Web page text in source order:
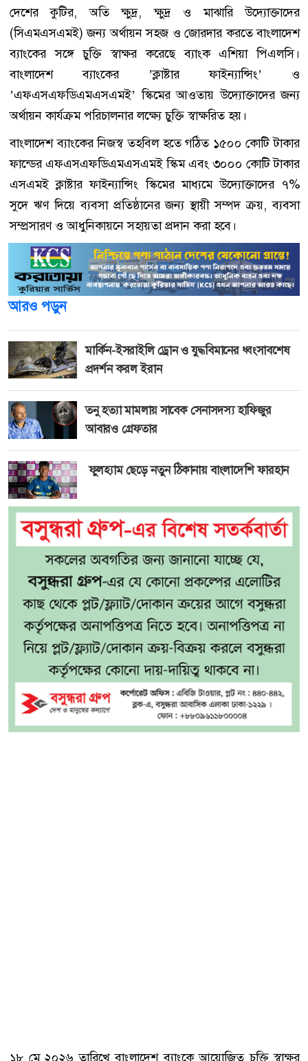
দেশের কুটির, অতি ক্ষুদ্র, ক্ষুদ্র ও মাঝারি উদ্যোক্তাদের
(সিএমএসএমই) জন্য অর্থায়ন সহজ ও জোরদার করতে বাংলাদেশ
ব্যাংকের সঙ্গে চুক্তি স্বাক্ষর করেছে ব্যাংক এশিয়া পিএলসি।
বাংলাদেশ ব্যাংকের ’ক্লাষ্টার ফাইন্যান্সিং’ ও
’এফএসএফডিএমএসএমই’ স্কিমের আওতায় উদ্যোক্তাদের জন্য
অর্থায়ন কার্যক্রম পরিচালনার লক্ষ্যে চুক্তি স্বাক্ষরিত হয়।
বাংলাদেশ ব্যাংকের নিজস্ব তহবিল হতে গঠিত ১৫০০ কোটি টাকার
ফান্ডের এফএসএফডিএমএসএমই স্কিম এবং ৩০০০ কোটি টাকার
এসএমই ক্লাষ্টার ফাইন্যান্সিং স্কিমের মাধ্যমে উদ্যোক্তাদের ৭%
সুদে ঋণ দিয়ে ব্যবসা প্রতিষ্ঠানের জন্য স্থায়ী সম্পদ ক্রয়, ব্যবসা
সম্প্রসারণ ও আধুনিকায়নে সহায়তা প্রদান করা হবে।
আরও পড়ুন
মার্কিন-ইসরাইলি ড্রোন ও যুদ্ধবিমানের ধ্বংসাবশেষ
প্রদর্শন করল ইরান
তনু হত্যা মামলায় সাবেক সেনাসদস্য হাফিজুর
আবারও গ্রেফতার
ফুলহ্যাম ছেড়ে নতুন ঠিকানায় বাংলাদেশি ফারহান